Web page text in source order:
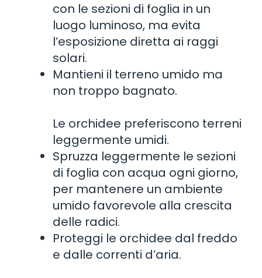
con le sezioni di foglia in un
luogo luminoso, ma evita
l’esposizione diretta ai raggi
solari.
Mantieni il terreno umido ma
non troppo bagnato.
Le orchidee preferiscono terreni
leggermente umidi.
Spruzza leggermente le sezioni
di foglia con acqua ogni giorno,
per mantenere un ambiente
umido favorevole alla crescita
delle radici.
Proteggi le orchidee dal freddo
e dalle correnti d’aria.